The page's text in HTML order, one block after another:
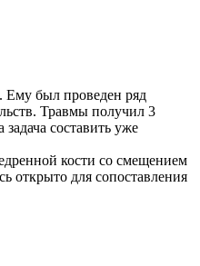
Ему был проведен ряд
Травмы получил 3
составить уже
кости со смещением
открыто для сопоставления